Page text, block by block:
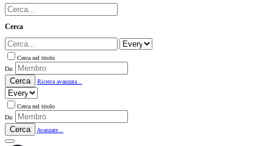
Cerca
Cerca nel titolo
Da:
Cerca Ricerca avanzata...
Cerca nel titolo
Da:
Cerca Avanzate...